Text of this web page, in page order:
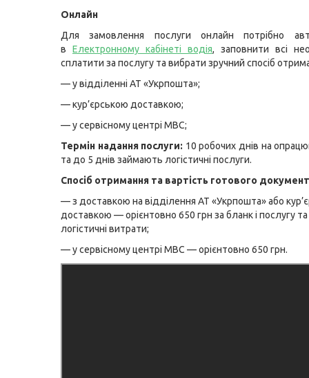
Онлайн
Для замовлення послуги онлайн потрібно
в Електронному кабінеті водія, заповнити всі
сплатити за послугу та вибрати зручний спосіб
— у відділенні АТ «Укрпошта»;
— кур’єрською доставкою;
— у сервісному центрі МВС;
Термін надання послуги: 10 робочих днів на
та до 5 днів займають логістичні послуги.
Спосіб отримання та вартість готового
— з доставкою на відділення АТ «Укрпошта» або
доставкою — орієнтовно 650 грн за бланк і послугу та
логістичні витрати;
— у сервісному центрі МВС — орієнтовно 650 грн.